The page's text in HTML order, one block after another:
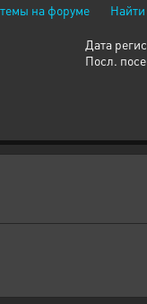
на форуме
Дата
Посл.